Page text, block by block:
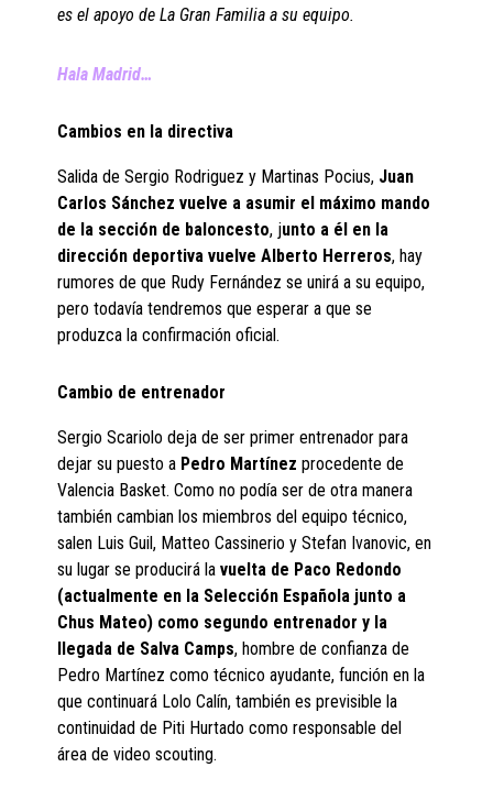
es el apoyo de La Gran Familia a su equipo.
Hala Madrid…
Cambios en la directiva
Salida de Sergio Rodriguez y Martinas Pocius, Juan
Carlos Sánchez vuelve a asumir el máximo mando
de la sección de baloncesto, junto a él en la
dirección deportiva vuelve Alberto Herreros, hay
rumores de que Rudy Fernández se unirá a su equipo,
pero todavía tendremos que esperar a que se
produzca la confirmación oficial.
Cambio de entrenador
Sergio Scariolo deja de ser primer entrenador para
dejar su puesto a Pedro Martínez procedente de
Valencia Basket. Como no podía ser de otra manera
también cambian los miembros del equipo técnico,
salen Luis Guil, Matteo Cassinerio y Stefan Ivanovic, en
su lugar se producirá lavuelta de Paco Redondo
(actualmente en la Selección Española junto a
Chus Mateo) como segundo entrenador y la
llegada de Salva Camps, hombre de confianza de
Pedro Martínez como técnico ayudante, función en la
que continuará Lolo Calín, también es previsible la
continuidad de Piti Hurtado como responsable del
área de video scouting.